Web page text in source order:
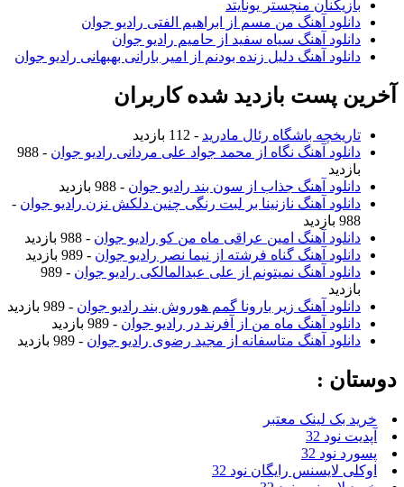
بازیکنان منچستر یونایتد
دانلود آهنگ من مسم از ابراهیم الفتی رادیو جوان
دانلود آهنگ سیاه سفید از حامیم رادیو جوان
دانلود آهنگ دلیل زنده بودنم از امیر بارانی بهبهانی رادیو جوان
پست بازدید شده کاربران
تاریخچه باشگاه رئال مادرید - 112 بازدید
دانلود آهنگ نگاه از محمد جواد علی مردانی رادیو جوان
- 988
دانلود آهنگ جذاب از سون بند رادیو جوان- 988 بازدید
دانلود آهنگ نازنینا بر لبت رنگی چنین دلکش نزن رادیو جوان-
دانلود آهنگ امین عراقی ماه من کو رادیو جوان- 988 بازدید
دانلود آهنگ گناه فرشته از نیما نصر رادیو جوان- 989 بازدید
دانلود آهنگ نمیتونم از علی عبدالمالکی رادیو جوان
- 989
دانلود آهنگ زیر بارونا گمم هوروش بند رادیو جوان- 989 بازدید
دانلود آهنگ ماه من از آفرند در رادیو جوان- 989 بازدید
دانلود آهنگ متاسفانه از مجید رضوی رادیو جوان- 989 بازدید
:
بک لینک معتبر
نود 32
نود 32
لایسنس رایگان نود 32